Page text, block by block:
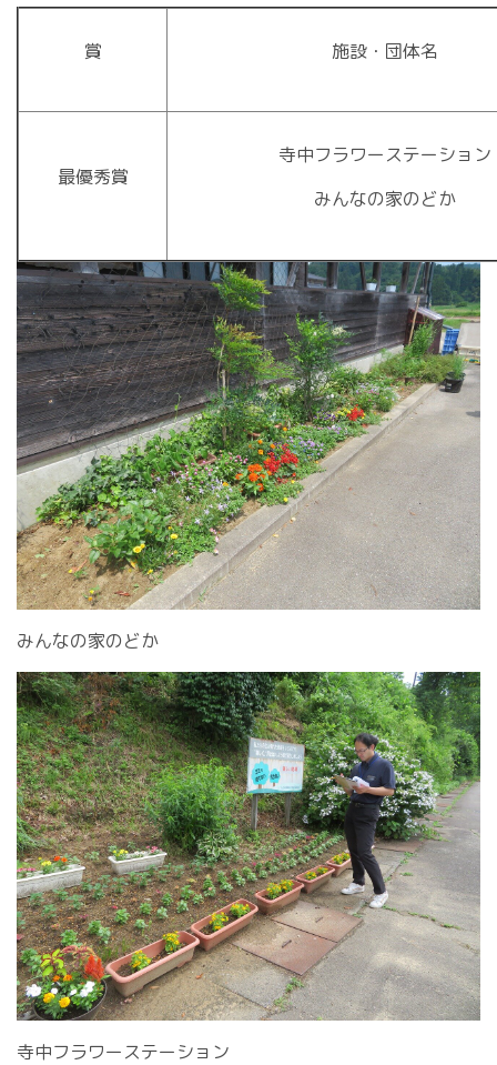
賞 施設・団体名
最優秀賞
寺中フラワーステーション
みんなの家のどか
みんなの家のどか
寺中フラワーステーション